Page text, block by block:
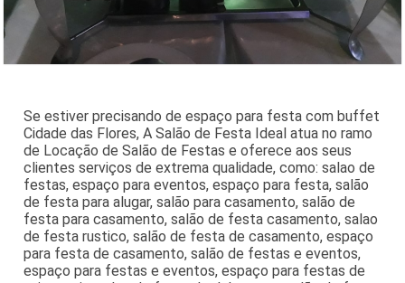
Se estiver precisando de espaço para festa com buffet
Cidade das Flores, A Salão de Festa Ideal atua no ramo
de Locação de Salão de Festas e oferece aos seus
clientes serviços de extrema qualidade, como: salao de
festas, espaço para eventos, espaço para festa, salão
de festa para alugar, salão para casamento, salão de
festa para casamento, salão de festa casamento, salao
de festa rustico, salão de festa de casamento, espaço
para festa de casamento, salão de festas e eventos,
espaço para festas e eventos, espaço para festas de